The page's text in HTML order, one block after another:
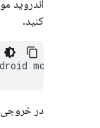
اندروید
کنید.
models
در